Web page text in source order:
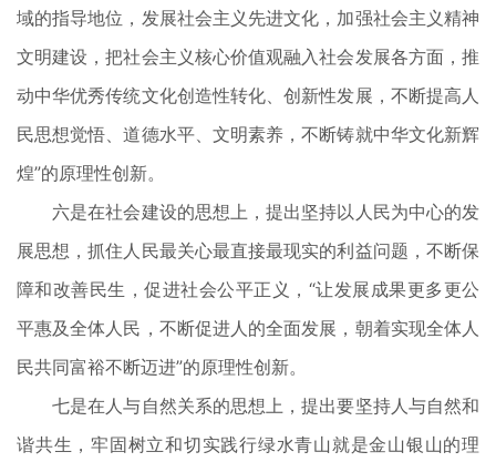
域的指导地位，发展社会主义先进文化，加强社会主义精神
文明建设，把社会主义核心价值观融入社会发展各方面，推
动中华优秀传统文化创造性转化、创新性发展，不断提高人
民思想觉悟、道德水平、文明素养，不断铸就中华文化新辉
煌”的原理性创新。
六是在社会建设的思想上，提出坚持以人民为中心的发
展思想，抓住人民最关心最直接最现实的利益问题，不断保
障和改善民生，促进社会公平正义，“让发展成果更多更公
平惠及全体人民，不断促进人的全面发展，朝着实现全体人
民共同富裕不断迈进”的原理性创新。
七是在人与自然关系的思想上，提出要坚持人与自然和
谐共生，牢固树立和切实践行绿水青山就是金山银山的理